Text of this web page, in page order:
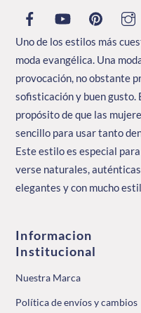
página
de
producto
Uno de los estilos más
moda evangélica. Una
provocación, no obstante
sofisticación y buen gusto.
propósito de que las
sencillo para usar tanto
Este estilo es especial
verse naturales,
elegantes y con mucho
Informacion
Institucional
Nuestra Marca
Política de envíos y cambios